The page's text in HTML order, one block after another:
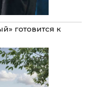
готовится к